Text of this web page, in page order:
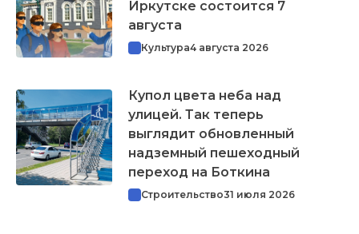
Иркутске состоится 7
августа
Культура4 августа 2026
Купол цвета неба над
улицей. Так теперь
выглядит обновленный
надземный пешеходный
переход на Боткина
Строительство31 июля 2026